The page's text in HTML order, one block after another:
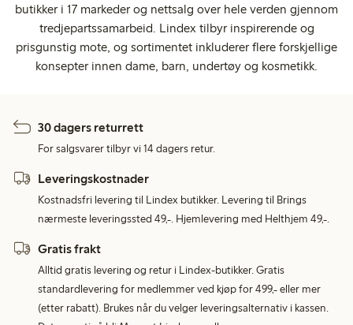
butikker i 17 markeder og nettsalg over hele verden gjennom
tredjepartssamarbeid. Lindex tilbyr inspirerende og
prisgunstig mote, og sortimentet inkluderer flere forskjellige
konsepter innen dame, barn, undertøy og kosmetikk.
30 dagers returrett
For salgsvarer tilbyr vi 14 dagers retur.
Leveringskostnader
Kostnadsfri levering til Lindex butikker. Levering til Brings
nærmeste leveringssted 49,-. Hjemlevering med Helthjem 49,-.
Gratis frakt
Alltid gratis levering og retur i Lindex-butikker. Gratis
standardlevering for medlemmer ved kjøp for 499,- eller mer
(etter rabatt). Brukes når du velger leveringsalternativ i kassen.